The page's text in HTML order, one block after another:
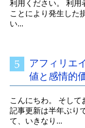
利用ください。 利用
ことにより発生した
い...
アフィリエ
値と感情的
こんにちわ。 そし
記事更新は半年ぶり
て、いきなり...